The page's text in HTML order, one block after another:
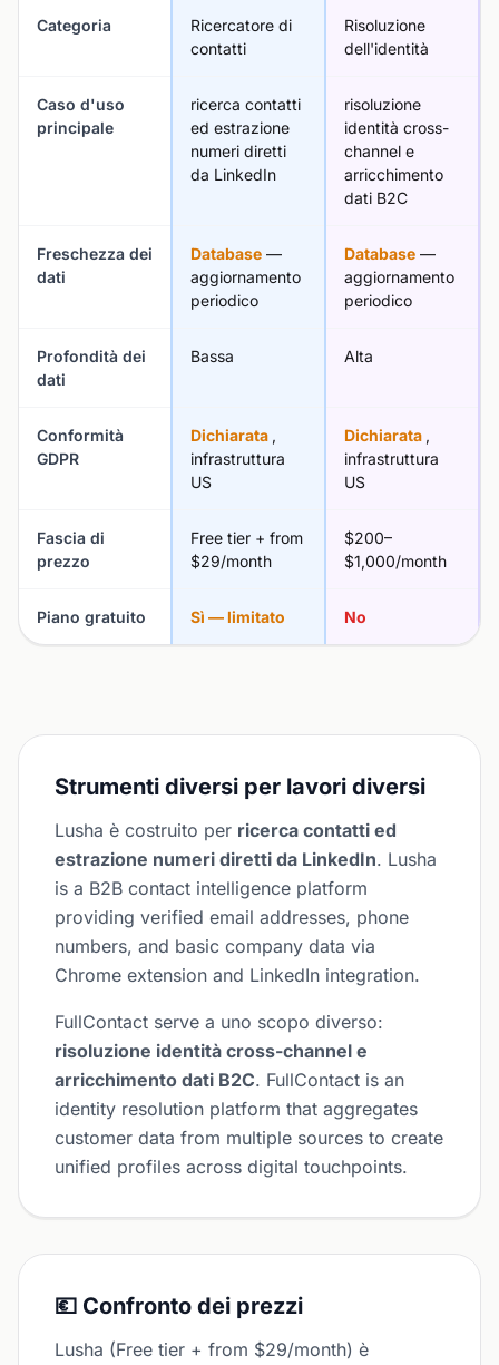
Categoria
Ricercatore di
contatti
Risoluzione
dell'identità
Caso d'uso
principale
ricerca contatti
ed estrazione
numeri diretti
da LinkedIn
risoluzione
identità cross-
channel e
arricchimento
dati B2C
Freschezza dei
dati
Database —
aggiornamento
periodico
Database —
aggiornamento
periodico
Profondità dei
dati
Bassa Alta
Conformità
GDPR
Dichiarata ,
infrastruttura
US
Dichiarata ,
infrastruttura
US
Fascia di
prezzo
Free tier + from
$29/month
$200–
$1,000/month
Piano gratuito Sì — limitato No
Strumenti diversi per lavori diversi
Lusha è costruito per ricerca contatti ed
estrazione numeri diretti da LinkedIn. Lusha
is a B2B contact intelligence platform
providing verified email addresses, phone
numbers, and basic company data via
Chrome extension and LinkedIn integration.
FullContact serve a uno scopo diverso:
risoluzione identità cross-channel e
arricchimento dati B2C. FullContact is an
identity resolution platform that aggregates
customer data from multiple sources to create
unified profiles across digital touchpoints.
💶 Confronto dei prezzi
Lusha (Free tier + from $29/month) è